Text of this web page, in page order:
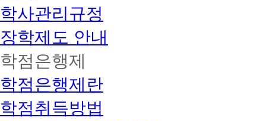
학사관리규정
장학제도 안내
학점은행제
학점은행제란
학점취득방법